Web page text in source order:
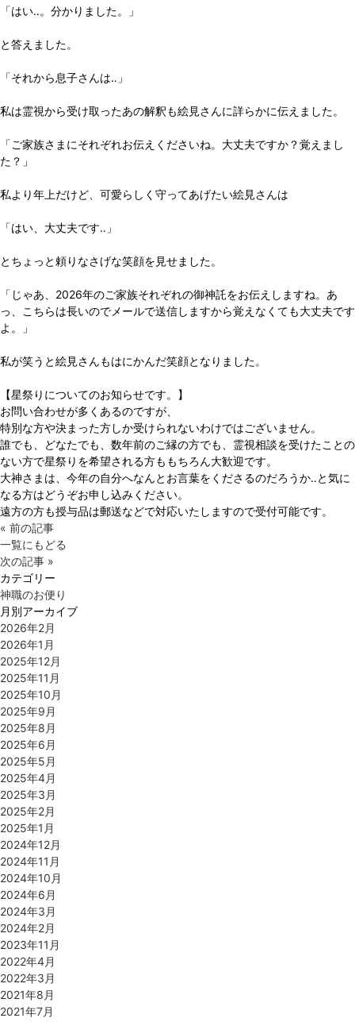
「はい‥。分かりました。」
と答えました。
「それから息子さんは‥」
私は霊視から受け取ったあの解釈も絵見さんに詳らかに伝えました。
「ご家族さまにそれぞれお伝えくださいね。大丈夫ですか？覚えまし
た？」
私より年上だけど、可愛らしく守ってあげたい絵見さんは
「はい、大丈夫です‥」
とちょっと頼りなさげな笑顔を見せました。
「じゃあ、2026年のご家族それぞれの御神託をお伝えしますね。あ
っ、こちらは長いのでメールで送信しますから覚えなくても大丈夫です
よ。」
私が笑うと絵見さんもはにかんだ笑顔となりました。
【星祭りについてのお知らせです。】
お問い合わせが多くあるのですが、
特別な方や決まった方しか受けられないわけではございません。
誰でも、どなたでも、数年前のご縁の方でも、霊視相談を受けたことの
ない方で星祭りを希望される方ももちろん大歓迎です。
大神さまは、今年の自分へなんとお言葉をくださるのだろうか‥と気に
なる方はどうぞお申し込みください。
遠方の方も授与品は郵送などで対応いたしますので受付可能です。
« 前の記事
一覧にもどる
次の記事 »
カテゴリー
神職のお便り
月別アーカイブ
2026年2月
2026年1月
2025年12月
2025年11月
2025年10月
2025年9月
2025年8月
2025年6月
2025年5月
2025年4月
2025年3月
2025年2月
2025年1月
2024年12月
2024年11月
2024年10月
2024年6月
2024年3月
2024年2月
2023年11月
2022年4月
2022年3月
2021年8月
2021年7月